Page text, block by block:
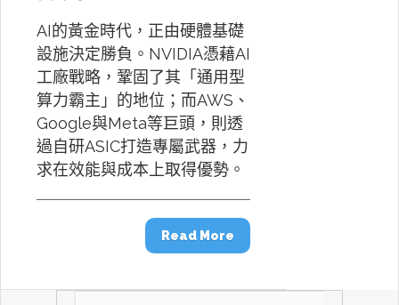
AI的黃金時代，正由硬體基礎
設施決定勝負。NVIDIA憑藉AI
工廠戰略，鞏固了其「通用型
算力霸主」的地位；而AWS、
Google與Meta等巨頭，則透
過自研ASIC打造專屬武器，力
求在效能與成本上取得優勢。
Read More